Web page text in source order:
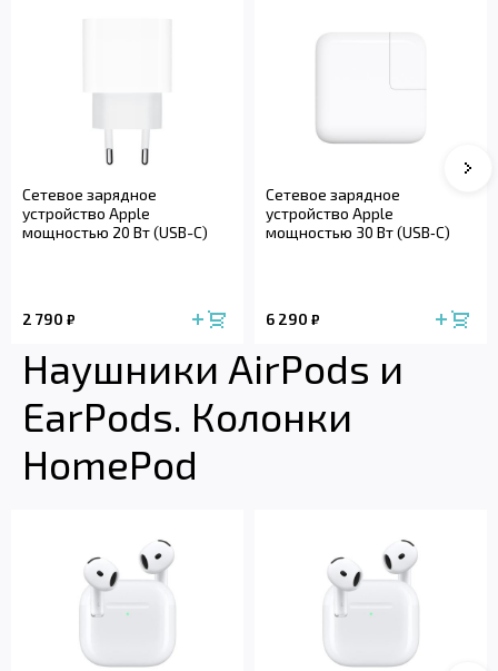
Сетевое зарядное
устройство Apple
мощностью 20 Вт (USB-C)
2 790 ₽
Сетевое зарядное
устройство Apple
мощностью 30 Вт (USB‑C)
6 290 ₽
Наушники AirPods и
EarPods. Колонки
HomePod